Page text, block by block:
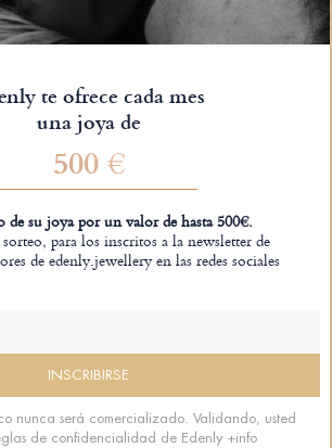
te ofrece cada mes
una joya de
500 €
de su joya por un valor de hasta 500€.
para los inscritos a la newsletter de
de edenly.jewellery en las redes sociales
nunca será comercializado. Validando, usted
de confidencialidad de Edenly +info